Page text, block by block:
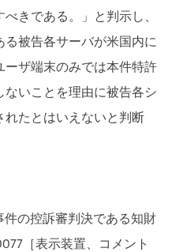
きである。」と判示し、
被告各サーバが米国内に
ザ端末のみでは本件特許
いことを理由に被告各シ
れたとはいえないと判断
の控訴審判決である知財
［表示装置、コメント